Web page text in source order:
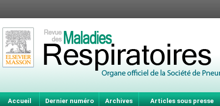
Accueil Dernier numéro Archives Articles sous presse